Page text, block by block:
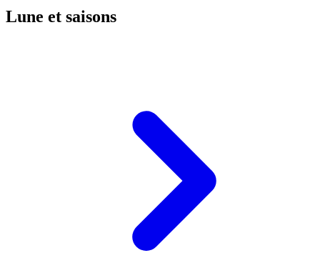
Lune et saisons